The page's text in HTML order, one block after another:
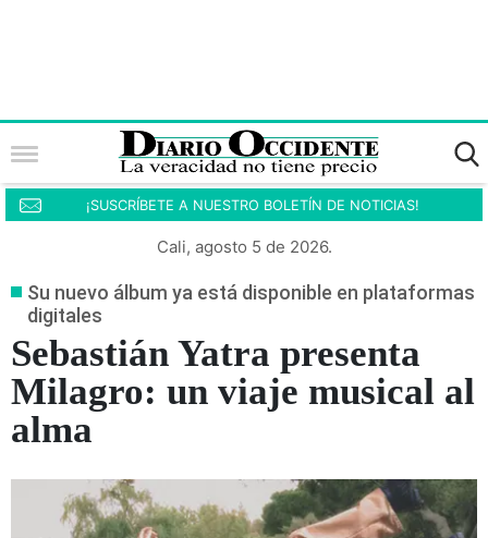
¡SUSCRÍBETE A NUESTRO BOLETÍN DE NOTICIAS!
Cali, agosto 5 de 2026.
Su nuevo álbum ya está disponible en plataformas
digitales
Sebastián Yatra presenta
Milagro: un viaje musical al
alma